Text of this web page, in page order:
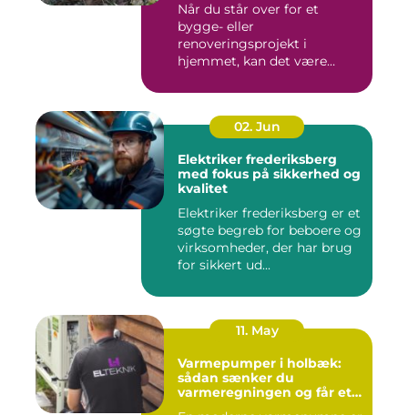
Når du står over for et
bygge- eller
renoveringsprojekt i
hjemmet, kan det være
02. Jun
Elektriker frederiksberg
med fokus på sikkerhed og
kvalitet
Elektriker frederiksberg er et
søgte begreb for beboere og
virksomheder, der har brug
for sikkert ud...
11. May
Varmepumper i holbæk:
sådan sænker du
varmeregningen og får et